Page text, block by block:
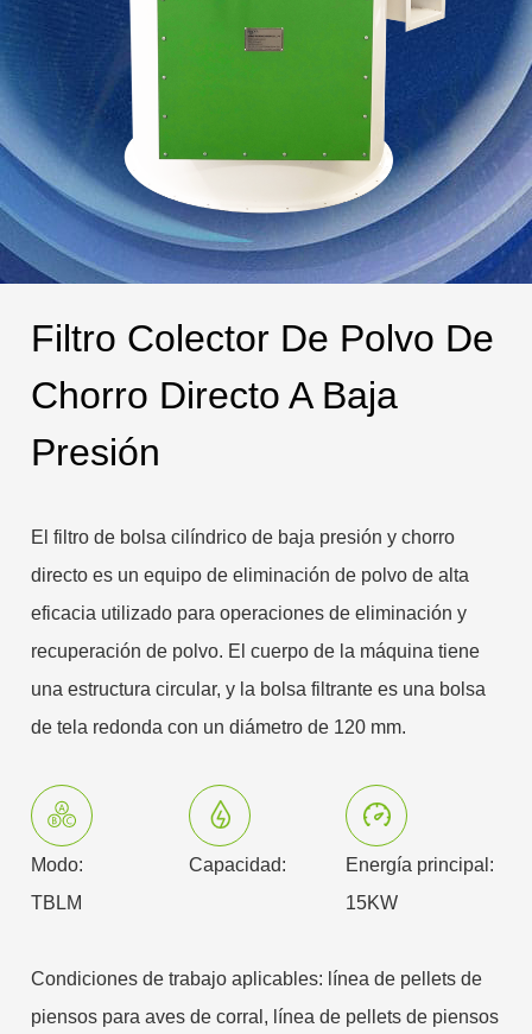
Filtro Colector De Polvo De
Chorro Directo A Baja
Presión
El filtro de bolsa cilíndrico de baja presión y chorro
directo es un equipo de eliminación de polvo de alta
eficacia utilizado para operaciones de eliminación y
recuperación de polvo. El cuerpo de la máquina tiene
una estructura circular, y la bolsa filtrante es una bolsa
de tela redonda con un diámetro de 120 mm.
Modo:
TBLM
Capacidad:
Energía principal:
15KW
Condiciones de trabajo aplicables: línea de pellets de
piensos para aves de corral, línea de pellets de piensos